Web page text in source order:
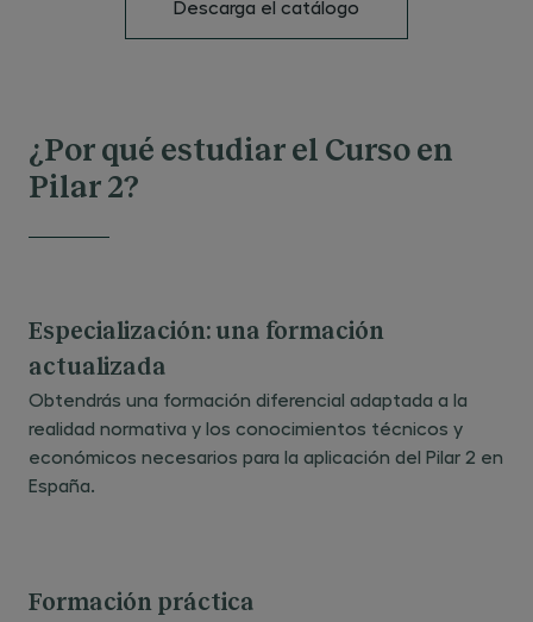
Descarga el catálogo
¿Por qué estudiar el Curso en
Pilar 2?
Especialización: una formación
actualizada
Obtendrás una formación diferencial adaptada a la
realidad normativa y los conocimientos técnicos y
económicos necesarios para la aplicación del Pilar 2 en
España.
Formación práctica